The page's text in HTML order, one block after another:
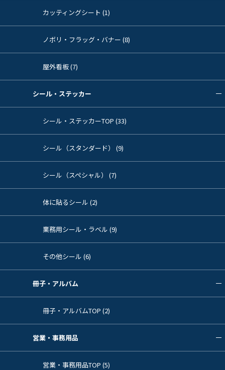
カッティングシート (1)
ノボリ・フラッグ・バナー (8)
屋外看板 (7)
シール・ステッカー
シール・ステッカーTOP (33)
シール（スタンダード） (9)
シール（スペシャル） (7)
体に貼るシール (2)
業務用シール・ラベル (9)
その他シール (6)
冊子・アルバム
冊子・アルバムTOP (2)
営業・事務用品
営業・事務用品TOP (5)